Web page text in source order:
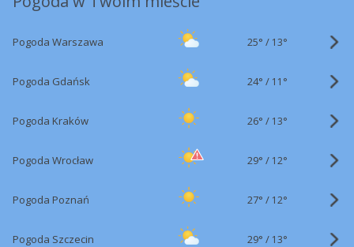
Pogoda Warszawa 25° / 13°
Pogoda Gdańsk 24° / 11°
Pogoda Kraków 26° / 13°
Pogoda Wrocław 29° / 12°
Pogoda Poznań 27° / 12°
Pogoda Szczecin 29° / 13°